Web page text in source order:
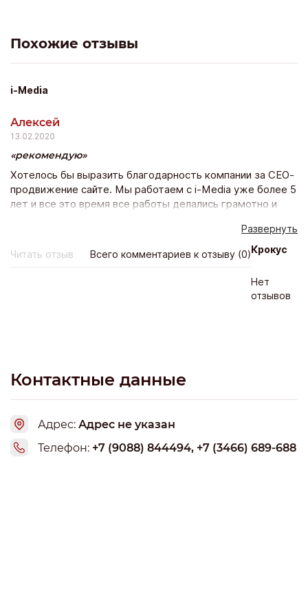
Похожие отзывы
i-Media
Алексей
13.02.2020
рекомендую
Хотелось бы выразить благодарность компании за СЕО-
продвижение сайте. Мы работаем с i-Media уже более 5
лет и все это время все работы делались грамотно и
интернет-услуг, всегда в курсе последних событий в
сфере СЕЛ, изучают алгоритмы поисковых систем,
разрабатывают новые методики продвижения, все
получают хорошие результаты. При этом цены на услуги
Развернуть
Читать отзыв Всего комментариев к отзыву (0) Крокус
Нет
отзывов
Контактные данные
Адрес: Адрес не указан
Телефон: +7 (9088) 844494, +7 (3466) 689-688